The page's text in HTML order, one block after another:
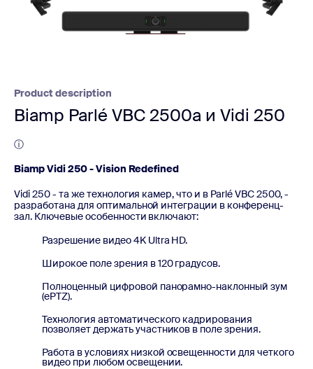
Product description
Biamp Parlé VBC 2500a и Vidi 250
ⓘ
Biamp Vidi 250 - Vision Redefined
Vidi 250 - та же технология камер, что и в Parlé VBC 2500, -
разработана для оптимальной интеграции в конференц-
зал. Ключевые особенности включают:
Разрешение видео 4K Ultra HD.
Широкое поле зрения в 120 градусов.
Полноценный цифровой панорамно-наклонный зум
(ePTZ).
Технология автоматического кадрирования
позволяет держать участников в поле зрения.
Работа в условиях низкой освещенности для четкого
видео при любом освещении.